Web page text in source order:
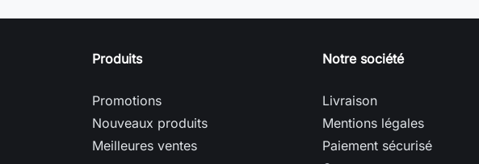
Produits
Promotions
Nouveaux produits
Meilleures ventes
Notre société
Livraison
Mentions légales
Paiement sécurisé